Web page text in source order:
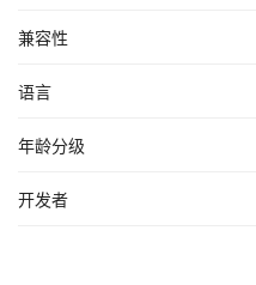
兼容性
语言
年龄分级
开发者